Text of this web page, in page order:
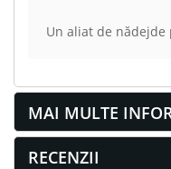
Un aliat de
MAI MULTE
RECENZII